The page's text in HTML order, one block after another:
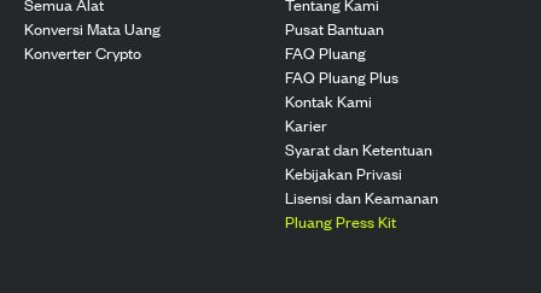
Konversi Mata Uang
Konverter Crypto
Pusat Bantuan
FAQ Pluang
FAQ Pluang Plus
Kontak Kami
Karier
Syarat dan Ketentuan
Kebijakan Privasi
Lisensi dan Keamanan
Pluang Press Kit